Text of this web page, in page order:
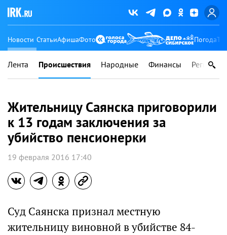
Новости СтатьиАфишаФото Погода
Лента Происшествия Народные Финансы Регионы
Жительницу Саянска приговорили
к 13 годам заключения за
убийство пенсионерки
19 февраля 2016 17:40
Суд Саянска признал местную
жительницу виновной в убийстве 84-